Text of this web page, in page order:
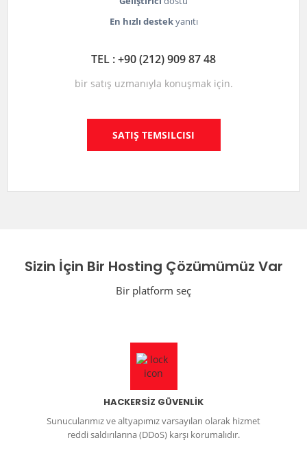
En hızlı destekyanıtı
TEL : +90 (212) 909 87 48
bir satış uzmanıyla konuşmak için.
SATIŞ TEMSILCISI
Sizin İçin Bir Hosting Çözümümüz Var
Bir platform seç
HACKERSİZ GÜVENLİK
Sunucularımız ve altyapımız varsayılan olarak hizmet
reddi saldırılarına (DDoS) karşı korumalıdır.